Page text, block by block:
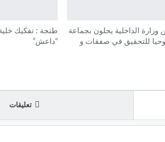
الداخلية يحلون بجماعة
للتحقيق في صفقات و
طنجة : تفكيك خلية
“داعش”
تعليقات